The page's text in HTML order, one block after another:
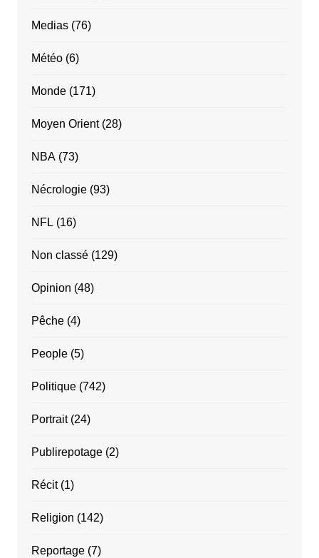
Medias(76)
Météo(6)
Monde(171)
Moyen Orient(28)
NBA(73)
Nécrologie(93)
NFL (16)
Non classé(129)
Opinion (48)
Pêche(4)
People(5)
Politique(742)
Portrait(24)
Publirepotage(2)
Récit(1)
Religion (142)
Reportage(7)